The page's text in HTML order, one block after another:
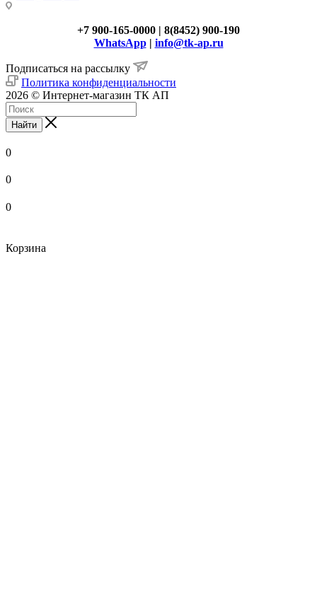
+7 900-165-0000 | 8(8452) 900-190
WhatsApp| info@tk-ap.ru
Подписаться на рассылку
Политика конфиденциальности
2026 © Интернет-магазин ТК АП
Найти
0
0
0
Корзина